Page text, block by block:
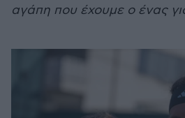
αγάπη που έχουμε ο ένας